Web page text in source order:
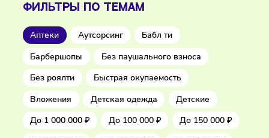
ФИЛЬТРЫ ПО ТЕМАМ
Аптеки Аутсорсинг
Бабл ти
Барбершопы
Без паушального взноса
Без роялти Быстрая окупаемость